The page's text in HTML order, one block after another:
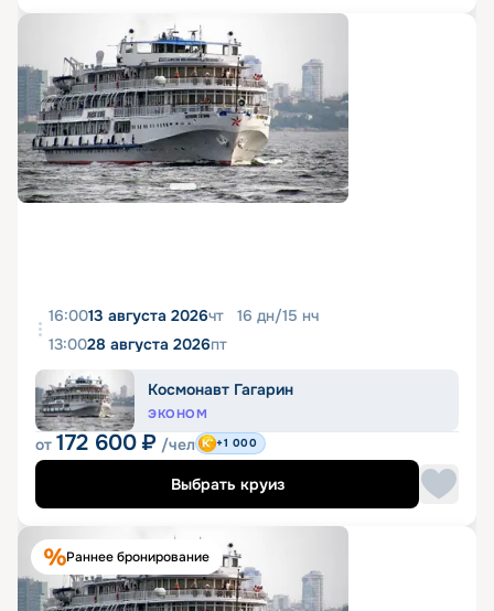
16:0013 августа 2026чт 16 дн/15 нч
13:0028 августа 2026пт
Космонавт Гагарин
ЭКОНОМ
от 172 600 ₽ /чел +1 000
Выбрать круиз
Раннее бронирование